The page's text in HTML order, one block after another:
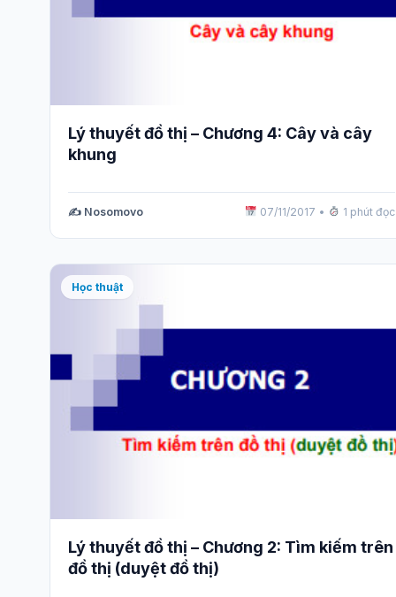
Lý thuyết đồ thị – Chương 4: Cây và cây
khung
✍️ Nosomovo 07/11/2017 • 1 phút đọc
Học thuật
Lý thuyết đồ thị – Chương 2: Tìm kiếm trên
đồ thị (duyệt đồ thị)